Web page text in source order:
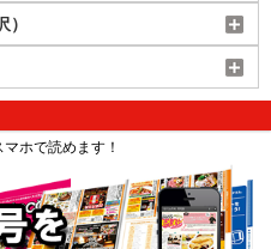
ホで読めます！